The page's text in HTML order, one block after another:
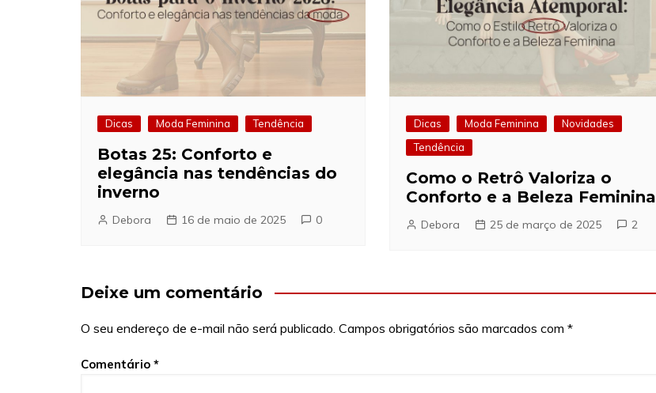
Dicas Moda Feminina Tendência
Botas 25: Conforto e
elegância nas tendências do
inverno
Debora 16 de maio de 2025 0
Dicas Moda Feminina
Novidades
Tendência
Como o Retrô Valoriza o
Conforto e a Beleza Feminina
Debora 25 de março de 2025 2
Deixe um comentário
O seu endereço de e-mail não será publicado. Campos obrigatórios são marcados com *
Comentário *